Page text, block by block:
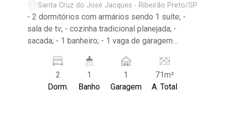
Santa Cruz do José Jacques - Ribeirão Preto/SP
- 2 dormitórios com armários sendo 1 suíte; -
sala de tv; - cozinha tradicional planejada; -
sacada; - 1 banheiro; - 1 vaga de garagem
água e gás e 1 elevador; - próximo ao
Savegnago Supermercados, Escola Municipal
de Ensino Fundamental Raul Machado, UBS
2
Dorm.
1
Banho
1
Garagem
71m²
A. Total